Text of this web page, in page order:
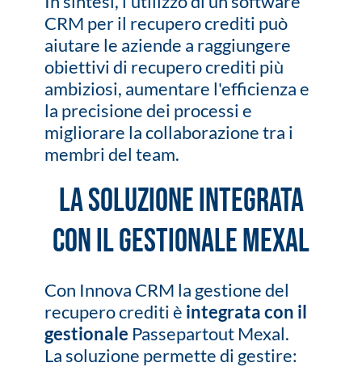
CRM per il recupero crediti può
aiutare le aziende a raggiungere
obiettivi di recupero crediti più
ambiziosi, aumentare l'efficienza e
la precisione dei processi e
migliorare la collaborazione tra i
membri del team.
LA SOLUZIONE INTEGRATA
CON IL GESTIONALE MEXAL
Con Innova CRM la gestione del
recupero crediti è integrata con il
gestionale Passepartout Mexal.
La soluzione permette di gestire: